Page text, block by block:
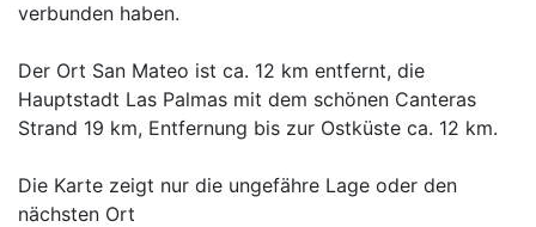
verbunden haben.
Der Ort San Mateo ist ca. 12 km entfernt, die
Hauptstadt Las Palmas mit dem schönen Canteras
Strand 19 km, Entfernung bis zur Ostküste ca. 12 km.
Die Karte zeigt nur die ungefähre Lage oder den
nächsten Ort